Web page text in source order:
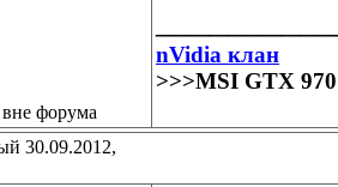
nVidia клан
>>>MSI GTX
30.09.2012,